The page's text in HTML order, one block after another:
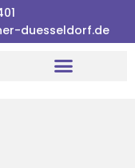
duesseldorf.de